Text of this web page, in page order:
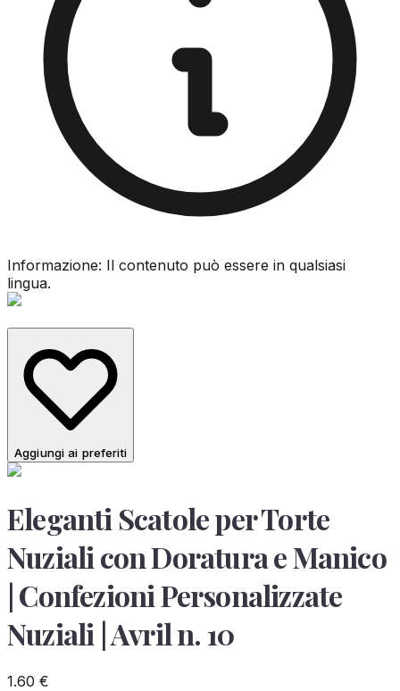
Informazione: Il contenuto può essere in qualsiasi
lingua.
Aggiungi ai preferiti
Eleganti Scatole per Torte
Nuziali con Doratura e Manico
| Confezioni Personalizzate
Nuziali | Avril n. 10
1.60 €